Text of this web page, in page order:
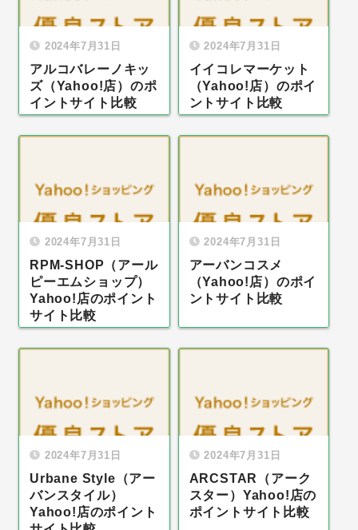
2024年7月31日
アルコバレーノキッ
ズ（Yahoo!店）のポ
イントサイト比較
2024年7月31日
イイコレマーケット
（Yahoo!店）のポイ
ントサイト比較
2024年7月31日
RPM-SHOP（アール
ピーエムショップ）
Yahoo!店のポイント
サイト比較
2024年7月31日
アーバンコスメ
（Yahoo!店）のポイ
ントサイト比較
2024年7月31日
Urbane Style（アー
バンスタイル）
Yahoo!店のポイント
2024年7月31日
ARCSTAR（アーク
スター）Yahoo!店の
ポイントサイト比較